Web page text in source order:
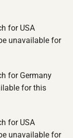
for USA
unavailable for
for Germany
for this
for USA
unavailable for